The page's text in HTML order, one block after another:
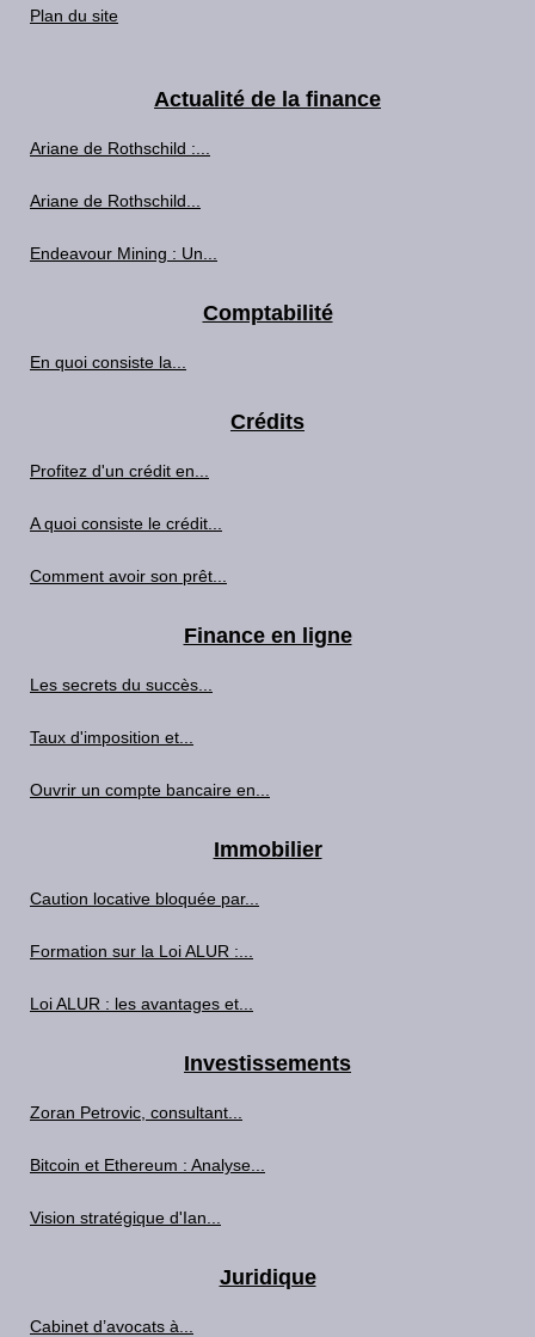
Plan du site
Actualité de la finance
Ariane de Rothschild :...
Ariane de Rothschild...
Endeavour Mining : Un...
Comptabilité
En quoi consiste la...
Crédits
Profitez d'un crédit en...
A quoi consiste le crédit...
Comment avoir son prêt...
Finance en ligne
Les secrets du succès...
Taux d'imposition et...
Ouvrir un compte bancaire en...
Immobilier
Caution locative bloquée par...
Formation sur la Loi ALUR :...
Loi ALUR : les avantages et...
Investissements
Zoran Petrovic, consultant...
Bitcoin et Ethereum : Analyse...
Vision stratégique d'Ian...
Juridique
Cabinet d’avocats à...